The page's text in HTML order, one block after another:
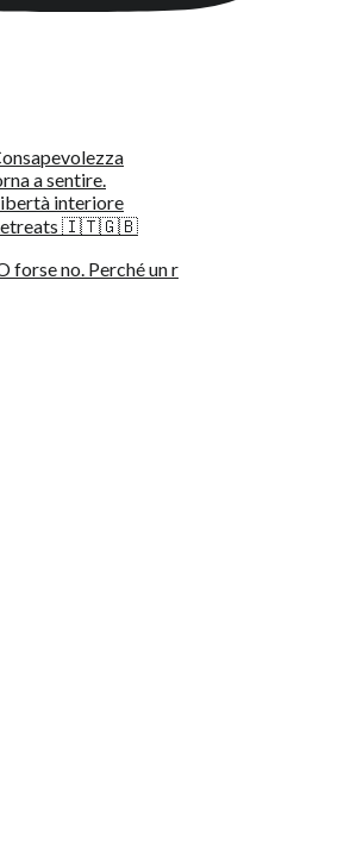
a sentire.
interiore
Retreats 🇮🇹🇬🇧
forse no. Perché un r